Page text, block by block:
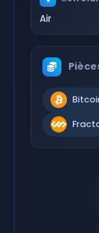
Air